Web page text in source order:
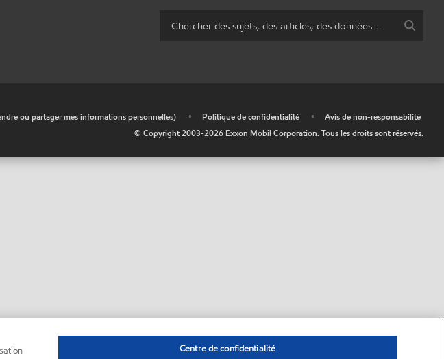
ou partager mes informations personnelles) • Politique de confidentialité •
Avis de non-responsabilité
© Copyright 2003-2026 Exxon Mobil Corporation. Tous les droits sont réservés.
Centre de confidentialité